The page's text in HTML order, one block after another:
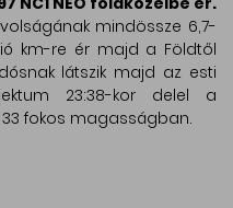
mindössze 6,7-
km-re ér majd a Földtől
látszik majd az esti
23:38-kor delel a
fokos magasságban.